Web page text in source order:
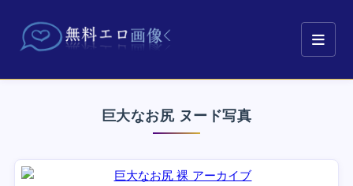
巨大なお尻 ヌード写真